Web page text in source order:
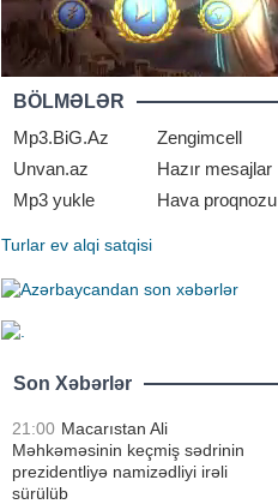
BÖLMƏLƏR
Mp3.BiG.Az
Zengimcell
Unvan.az
Hazır mesajlar
Mp3 yukle
Hava proqnozu
Turlar ev alqi satqisi
Son Xəbərlər
21:00 Macarıstan Ali
Məhkəməsinin keçmiş sədrinin
prezidentliyə namizədliyi irəli
sürülüb